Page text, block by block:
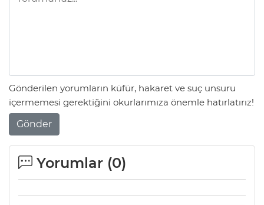
Gönderilen yorumların küfür, hakaret ve suç unsuru
içermemesi gerektiğini okurlarımıza önemle hatırlatırız!
Gönder
Yorumlar (0)